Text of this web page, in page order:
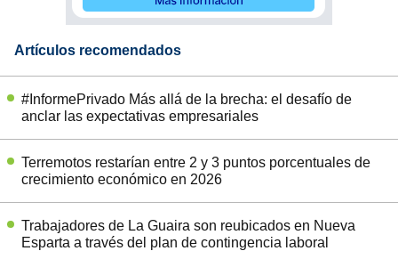
Artículos recomendados
#InformePrivado Más allá de la brecha: el desafío de
anclar las expectativas empresariales
Terremotos restarían entre 2 y 3 puntos porcentuales de
crecimiento económico en 2026
Trabajadores de La Guaira son reubicados en Nueva
Esparta a través del plan de contingencia laboral